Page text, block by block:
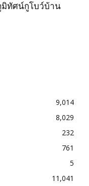
ทัศน์กูโบว์บ้าน
9,014
8,029
232
761
5
11,041